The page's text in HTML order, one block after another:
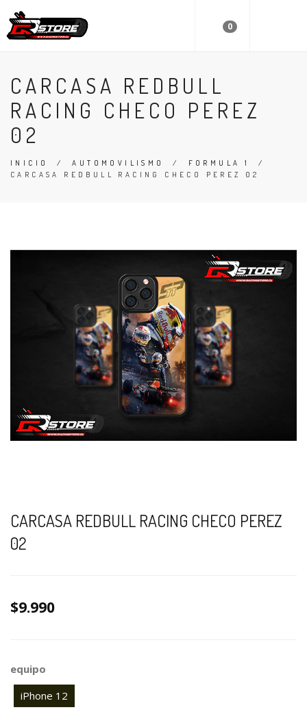
0
CARCASA REDBULL
RACING CHECO PEREZ
02
INICIO /AUTOMOVILISMO / FORMULA 1
/
CARCASA REDBULL RACING CHECO PEREZ 02
CARCASA REDBULL RACING CHECO PEREZ
02
$9.990
equipo
iPhone 12